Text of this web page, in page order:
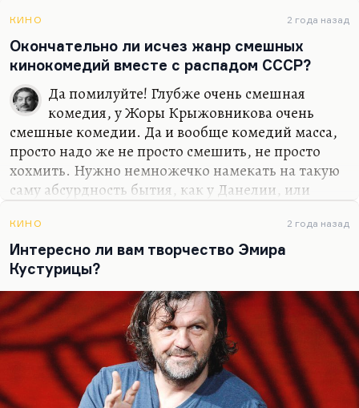
Он же там умирает семьянином. И в конце он
отвергает этот соблазн, представив свою смерть в
окружении чад и домочадцев после долгой и
прекрасной жизни. Он кричит:«Нет!», он в ужасе
отвергает это и умирает на кресте со словами:
совершил».…
КИНО 2 года назад
Окончательно ли исчез жанр смешных
кинокомедий вместе с распадом СССР?
Да помилуйте! Глубже очень смешная
комедия, у Жоры Крыжовникова очень
смешные комедии. Да и вообще комедий масса,
просто надо же не просто смешить, не просто
хохмить. Нужно немножечко намекать на такую
саму абсурдность бытия, как у Данелии, или
Рязанова, потому что Рязанов очень глубоко
осмысливал советскую жизнь. Это сейчас стало
понятно. Нужно уметь, что ли, смотреть на это
все под новым углом, а не просто выезжать за
счет харизмы Камеди Клаба. И тогда, я думаю,
все будет, да и сейчас это есть.
КИНО 2 года назад
Интересно ли вам творчество Эмира
Кустурицы?